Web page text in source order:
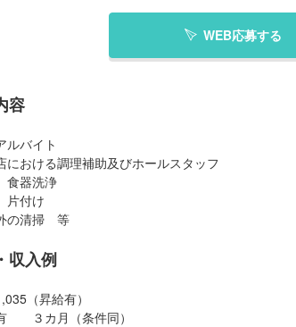
WEB応募する
容
ルバイト
における調理補助及びホールスタッフ
食器洗浄
片付け
の清掃 等
収入例
（昇給有）
３カ月（条件同）